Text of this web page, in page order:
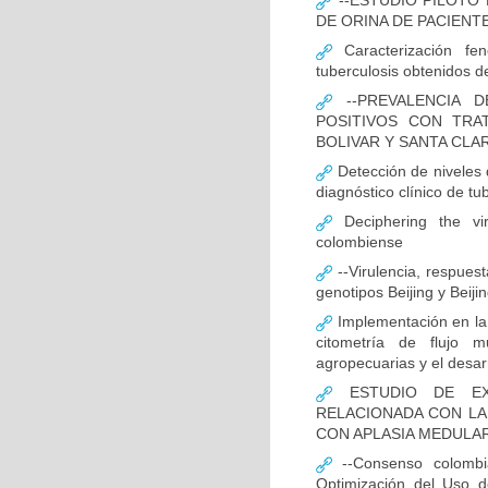
DE ORINA DE
Caracterización
tuberculosis obtenidos
--PREVALENCIA
POSITIVOS CON
BOLIVAR Y SANTA
Detección de
diagnóstico clínico de
Deciphering the
colombiense
--Virulencia,
genotipos Beijing y
Implementación en
citometría de flujo
agropecuarias y el
ESTUDIO DE
RELACIONADA CON
CON APLASIA
--Consenso
Optimización del Uso